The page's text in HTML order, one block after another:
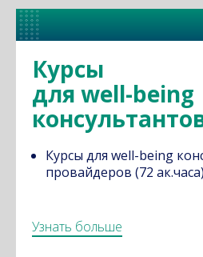
Курсы
для well-being
Курсы для well-being
провайдеров (72 ак.часа)
Узнать больше